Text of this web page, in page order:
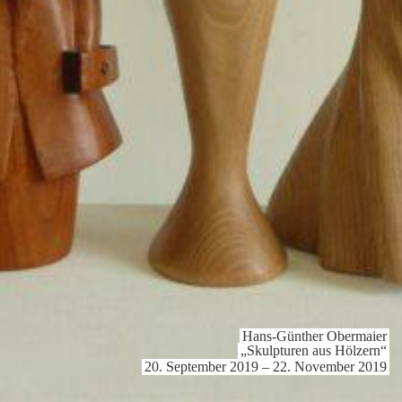
Hans-Günther Obermaier
„Skulp­turen aus Hölzern“
20. September 2019 – 22. November 2019